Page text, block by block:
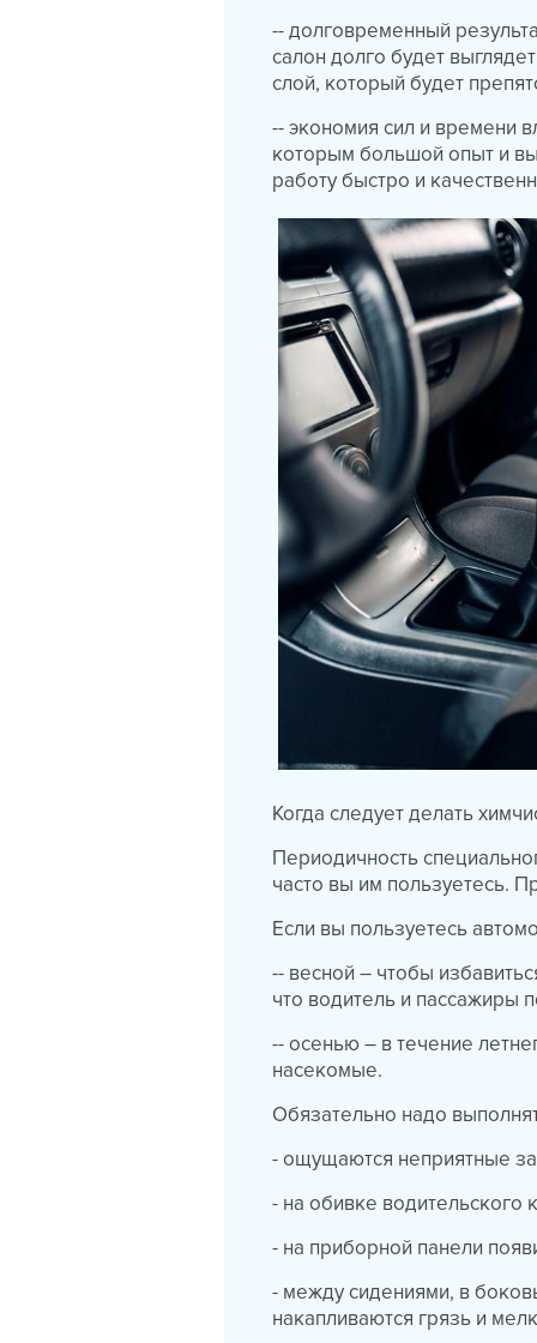
-- долговременный
салон долго будет
слой, который будет
-- экономия сил и времени
которым большой опыт и
работу быстро и
Когда следует делать
Периодичность
часто вы им пользуетесь.
Если вы пользуетесь
-- весной – чтобы
что водитель и пассажиры
-- осенью – в течение
насекомые.
Обязательно надо
- ощущаются неприятные
- на обивке водительского
- на приборной панели
- между сидениями, в
накапливаются грязь и